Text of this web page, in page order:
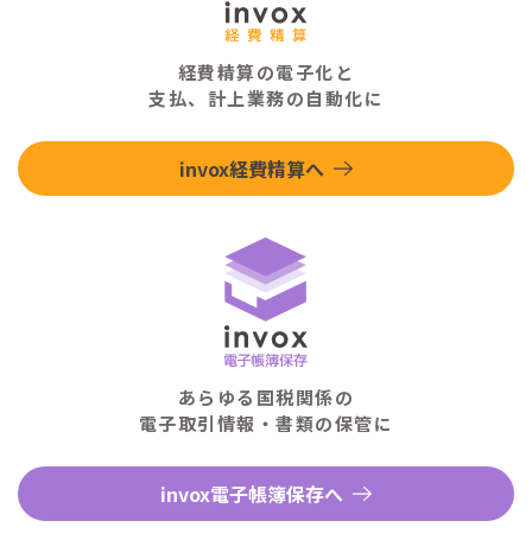
経費精算の電子化と
支払、計上業務の自動化に
invox経費精算へ
あらゆる国税関係の
電子取引情報・書類の保管に
invox電子帳簿保存へ